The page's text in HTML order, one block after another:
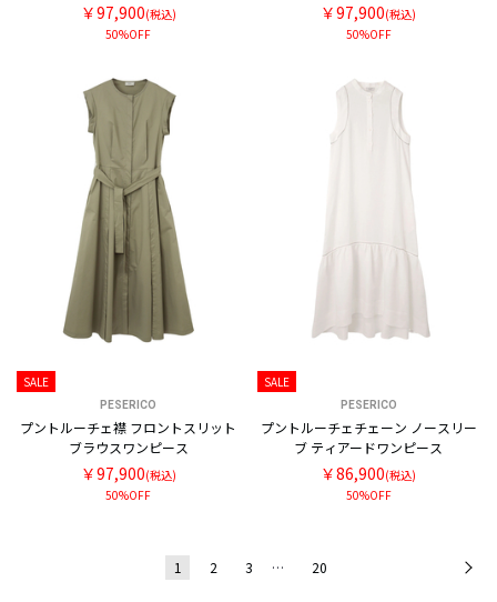
￥97,900(税込)
50%OFF
￥97,900(税込)
50%OFF
SALE
PESERICO
プントルーチェ襟 フロントスリット
ブラウスワンピース
￥97,900(税込)
50%OFF
SALE
PESERICO
プントルーチェチェーン ノースリー
ブ ティアードワンピース
￥86,900(税込)
50%OFF
1 2 3 … 20